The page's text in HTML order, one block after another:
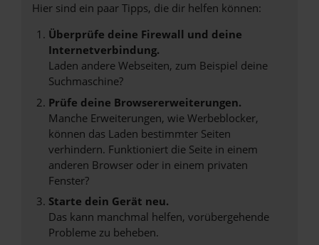
Hier sind ein paar Tipps, die dir helfen können:
Überprüfe deine Firewall und deine
Internetverbindung.
Laden andere Webseiten, zum Beispiel deine
Suchmaschine?
Prüfe deine Browsererweiterungen.
Manche Erweiterungen, wie Werbeblocker,
können das Laden bestimmter Seiten
verhindern. Funktioniert die Seite in einem
anderen Browser oder in einem privaten
Fenster?
Starte dein Gerät neu.
Das kann manchmal helfen, vorübergehende
Probleme zu beheben.